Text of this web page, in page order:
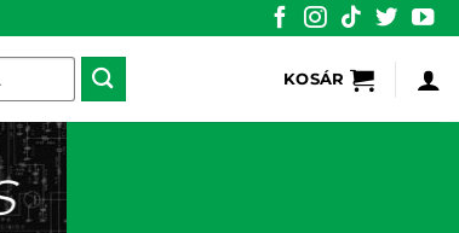
KOSÁR